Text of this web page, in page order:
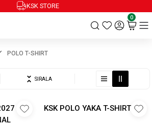
KSK STORE
0
POLO T-SHIRT
SIRALA
KSK POLO YAKA T-SHIRT K.